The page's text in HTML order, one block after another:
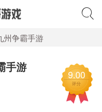
州争霸手游
手游
9.00
评分